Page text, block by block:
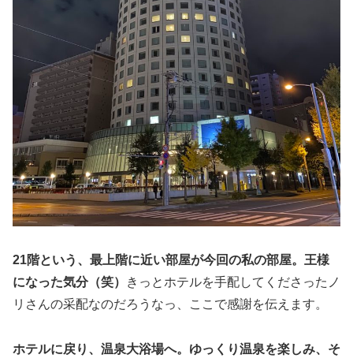
21階という、最上階に近い部屋が今回の私の部屋。王様
になった気分（笑）
きっとホテルを手配してくださったノ
リさんの采配なのだろうなっ、ここで感謝を伝えます。
ホテルに戻り、温泉大浴場へ。ゆっくり温泉を楽しみ、そ